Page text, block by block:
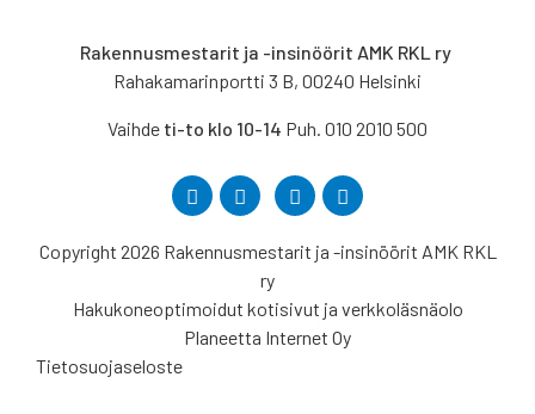
Rakennusmestarit ja -insinöörit AMK RKL ry
Rahakamarinportti 3 B, 00240 Helsinki
Vaihde ti-to klo 10-14 Puh. 010 2010 500
Copyright 2026 Rakennusmestarit ja -insinöörit AMK RKL
ry
Hakukoneoptimoidut kotisivut ja verkkoläsnäolo
Planeetta Internet Oy
Tietosuojaseloste